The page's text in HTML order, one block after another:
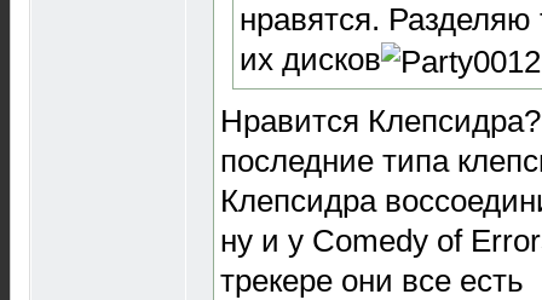
нравятся. Разделяю
их дисков
Нравится
последние типа
Клепсидра
ну и у Comedy of
трекере они все есть